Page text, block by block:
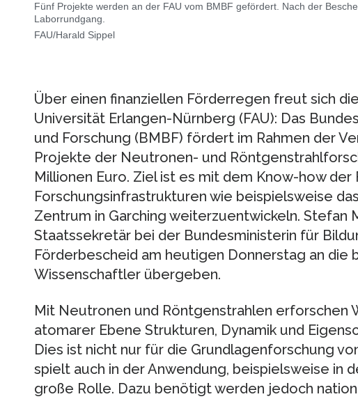
Fünf Projekte werden an der FAU vom BMBF gefördert. Nach der
Laborrundgang.
FAU/Harald Sippel
Über einen finanziellen Förderregen freut sich
Universität Erlangen-Nürnberg (FAU): Das
und Forschung (BMBF) fördert im Rahmen der
Projekte der Neutronen- und
Millionen Euro. Ziel ist es mit dem Know-how der
Forschungsinfrastrukturen wie beispielsweise
Zentrum in Garching weiterzuentwickeln. Stefan
Staatssekretär bei der Bundesministerin für
Förderbescheid am heutigen Donnerstag an die
Wissenschaftler übergeben.
Mit Neutronen und Röntgenstrahlen erforschen
atomarer Ebene Strukturen, Dynamik und
Dies ist nicht nur für die Grundlagenforschung
spielt auch in der Anwendung, beispielsweise in
große Rolle. Dazu benötigt werden jedoch